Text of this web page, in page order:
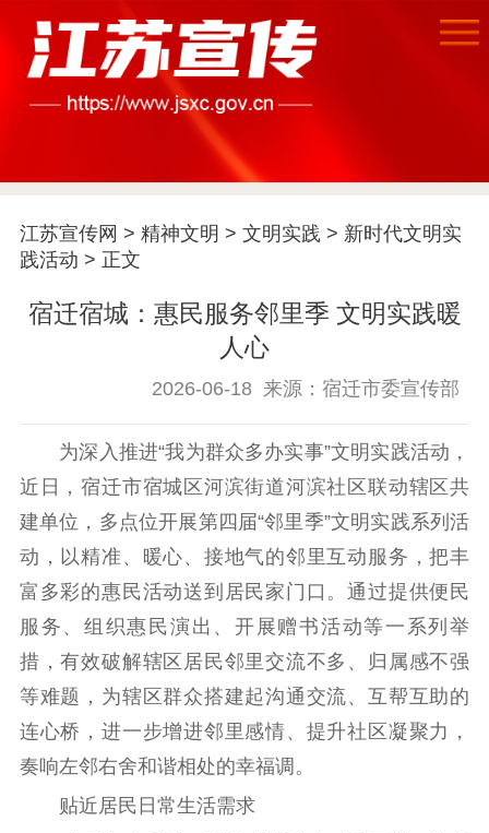
首页
公示公告
通知公告 信息公开制度
信息公开指南
告
政策法规
工作动态
理论武装
理论学习 宣传宣讲
哲学社科
江苏宣传网 > 精神文明 > 文明实践 > 新时代文明实
践活动 > 正文
宿迁宿城：惠民服务邻里季 文明实践暖
人心
2026-06-18 来源：宿迁市委宣传部
为深入推进“我为群众多办实事”文明实践活动，
近日，宿迁市宿城区河滨街道河滨社区联动辖区共
建单位，多点位开展第四届“邻里季”文明实践系列活
动，以精准、暖心、接地气的邻里互动服务，把丰
富多彩的惠民活动送到居民家门口。通过提供便民
服务、组织惠民演出、开展赠书活动等一系列举
措，有效破解辖区居民邻里交流不多、归属感不强
等难题，为辖区群众搭建起沟通交流、互帮互助的
连心桥，进一步增进邻里感情、提升社区凝聚力，
奏响左邻右舍和谐相处的幸福调。
贴近居民日常生活需求